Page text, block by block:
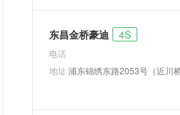
东昌金桥豪迪 4S
电话
地址 浦东锦绣东路2053号（近川